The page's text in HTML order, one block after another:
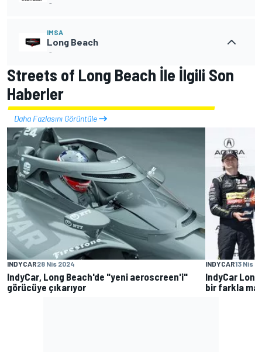
-
IMSA
Long Beach
-
Streets of Long Beach İle İlgili Son
Haberler
Daha Fazlasını Görüntüle
INDYCAR28 Nis 2024
IndyCar, Long Beach'de "yeni aeroscreen'i"
görücüye çıkarıyor
INDYCAR13 Nis
IndyCar
bir farkla